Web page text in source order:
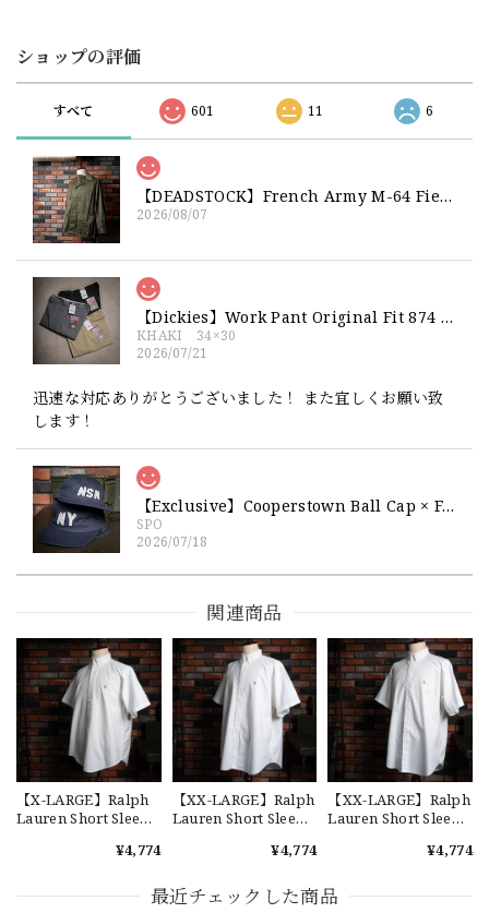
ショップの評価
すべて 601 11 6
【DEADSTOCK】French Army M-64 Field Jacket "92C" 実物 フランス軍 フィールドジャケット コットンサテン300 デッドストック
2026/08/07
【Dickies】Work Pant Original Fit 874 新品 ディッキーズ オリジナルフィット ワークパンツ
KHAKI 34×30
2026/07/21
迅速な対応ありがとうございました！ また宜しくお願い致
します！
【Exclusive】Cooperstown Ball Cap × FAR EAST SIGNAL "NSN / NY" NAVY×WHITE Made in USA 別注 新品 クーパーズタウンボールキャップ 6パネル 紺
SPO
2026/07/18
又、トートバッグありがとうございます。使わせて頂きま
います。チェーンステッチが雰囲気があり、他とかぶらない
感じが気に入りました。 YouTube 楽しみにしてます
【Cooperstown Ball Cap】Made in USA Baseball Cap "1952 BIRMINGHAM BLACK BARONS" 新品 クーパーズタウンボールキャップ バーミングハムブラックバロンズ 6パネル
GREEN
2026/07/17
2026/07/17
関連商品
【X-LARGE】Ralph
Lauren Short Sleeve
"YARMOUTH" ラルフ
袖 ボタンダウンシャ
¥4,774
【XX-LARGE】Ralph
Lauren Short Sleeve
"YARMOUTH" ラルフ
袖 ボタンダウンシャ
¥4,774
【XX-LARGE】Ralph
Lauren Short Sleeve
"YARMOUTH" ラルフ
袖 ボタンダウンシャ
¥4,774
最近チェックした商品